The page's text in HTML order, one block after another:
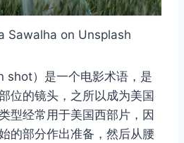
Sawalha on Unsplash
shot）是一个电影术语，是
位的镜头，之所以成为美国
型经常用于美国西部片，因
的部分作出准备，然后从腰